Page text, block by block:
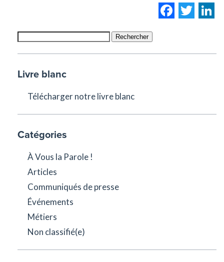
Rechercher
Livre blanc
Télécharger notre livre blanc
Catégories
À Vous la Parole !
Articles
Communiqués de presse
Événements
Métiers
Non classifié(e)